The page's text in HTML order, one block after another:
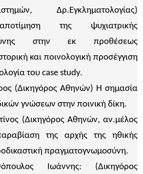
Δρ.Εγκληματολογίας)
της ψυχιατρικής
στην εκ προθέσεως
και ποινολογική προσέγγιση
του case study.
(Δικηγόρος Αθηνών) Η σημασία
γνώσεων στην ποινική δίκη.
(Δικηγόρος Αθηνών, αν.μέλος
της αρχής της ηθικής
πραγματογνωμοσύνη.
Ιωάννης: (Δικηγόρος